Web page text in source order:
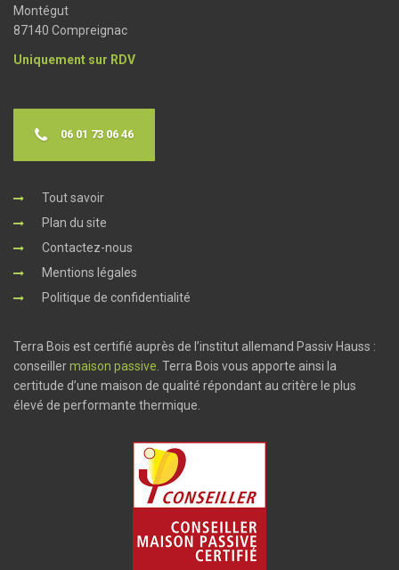
Montégut
87140 Compreignac
Uniquement sur RDV
06 01 73 06 46
Tout savoir
Plan du site
Contactez-nous
Mentions légales
Politique de confidentialité
Terra Bois est certifié auprès de l’institut allemand Passiv Hauss :
conseillermaison passive . Terra Bois vous apporte ainsi la
certitude d’une maison de qualité répondant au critère le plus
élevé de performante thermique.